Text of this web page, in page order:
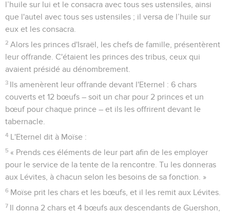
l’huile sur lui et le consacra avec tous ses ustensiles, ainsi
que l'autel avec tous ses ustensiles ; il versa de l’huile sur
eux et les consacra.
2 Alors les princes d'Israël, les chefs de famille, présentèrent
leur offrande. C'étaient les princes des tribus, ceux qui
avaient présidé au dénombrement.
3
Ils amenèrent leur offrande devant l'Eternel : 6 chars
couverts et 12 bœufs – soit un char pour 2 princes et un
bœuf pour chaque prince – et ils les offrirent devant le
tabernacle.
4 L'Eternel dit à Moïse :
5 « Prends ces éléments de leur part afin de les employer
pour le service de la tente de la rencontre. Tu les donneras
aux Lévites, à chacun selon les besoins de sa fonction. »
6 Moïse prit les chars et les bœufs, et il les remit aux Lévites.
7
Il donna 2 chars et 4 bœufs aux descendants de Guershon,